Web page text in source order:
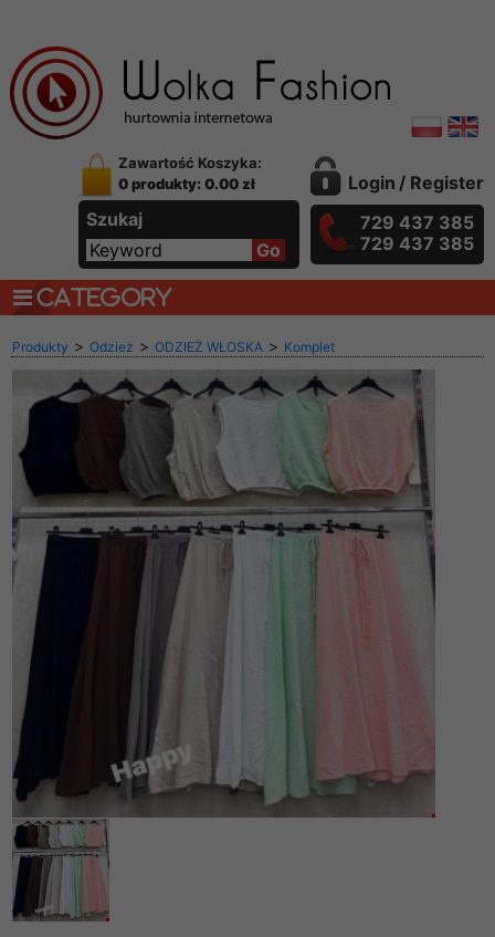
Zawartość Koszyka:
0 produkty: 0.00 zł
Szukaj
Login / Register
729 437 385
729 437 385
CATEGORY
Produkty > Odzież > ODZIEŻ WŁOSKA > Komplet